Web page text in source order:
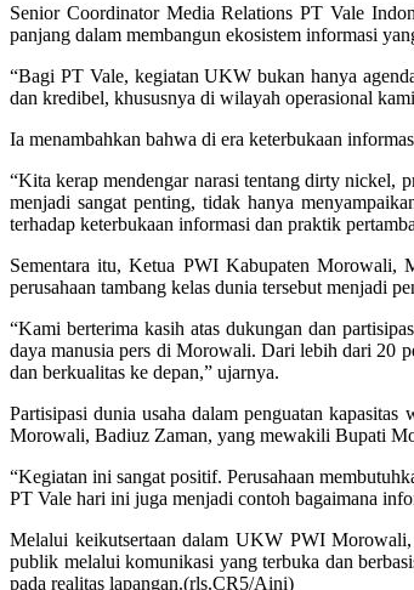
Senior Coordinator Media Relations PT Vale
panjang dalam membangun ekosistem informasi
“Bagi PT Vale, kegiatan UKW bukan hanya
dan kredibel, khususnya di wilayah operasional
Ia menambahkan bahwa di era keterbukaan
“Kita kerap mendengar narasi tentang dirty nickel,
menjadi sangat penting, tidak hanya
terhadap keterbukaan informasi dan praktik
Sementara itu, Ketua PWI Kabupaten Morowali,
perusahaan tambang kelas dunia tersebut menjadi
“Kami berterima kasih atas dukungan dan
daya manusia pers di Morowali. Dari lebih dari 20
dan berkualitas ke depan,” ujarnya.
Partisipasi dunia usaha dalam penguatan
Morowali, Badiuz Zaman, yang mewakili Bupati
“Kegiatan ini sangat positif. Perusahaan
PT Vale hari ini juga menjadi contoh bagaimana
Melalui keikutsertaan dalam UKW PWI Morowali,
publik melalui komunikasi yang terbuka dan
pada realitas lapangan.(rls.CR5/Aini)